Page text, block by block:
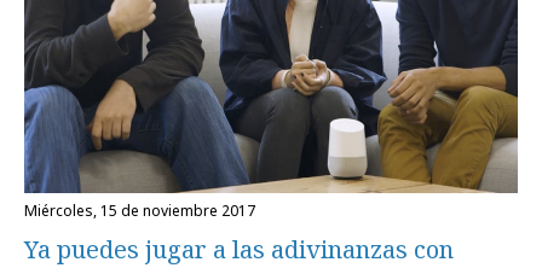
miércoles, 15 de noviembre 2017
Ya puedes jugar a las adivinanzas con